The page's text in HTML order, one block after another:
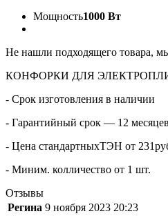
Мощность1000 Вт
Не нашли подходящего товара,
КОНФОРКИ ДЛЯ
- Срок изготовления в наличии
- Гарантийный срок — 12 месяцев
- Цена стандартныхТЭН от
- Миним. колличество от 1 шт.
Отзывы
Регина 9 ноября 2023 20:23